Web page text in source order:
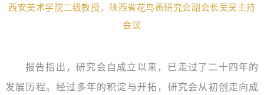
西安美术学院二级教授，陕西省花鸟画研究会副会长吴昊主持
会议
报告指出，研究会自成立以来，已走过了二十四年的
发展历程。经过多年的积淀与开拓，研究会从初创走向成